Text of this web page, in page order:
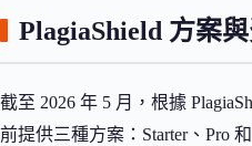
PlagiaShield 方案
截至 2026 年 5 月，根據
前提供三種方案：Starter、Pro